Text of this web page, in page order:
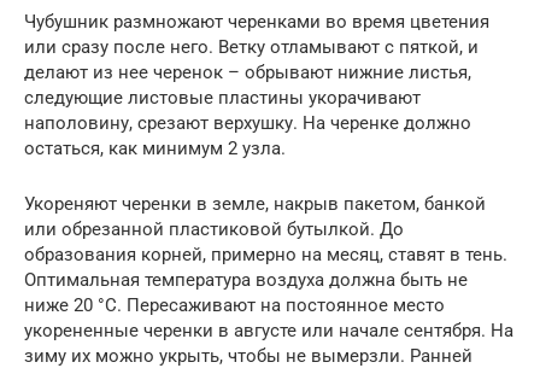
Чубушник размножают черенками во время цветения
или сразу после него. Ветку отламывают с пяткой, и
делают из нее черенок – обрывают нижние листья,
следующие листовые пластины укорачивают
наполовину, срезают верхушку. На черенке должно
остаться, как минимум 2 узла.
Укореняют черенки в земле, накрыв пакетом, банкой
или обрезанной пластиковой бутылкой. До
образования корней, примерно на месяц, ставят в тень.
Оптимальная температура воздуха должна быть не
ниже 20 °C. Пересаживают на постоянное место
укорененные черенки в августе или начале сентября. На
зиму их можно укрыть, чтобы не вымерзли. Ранней